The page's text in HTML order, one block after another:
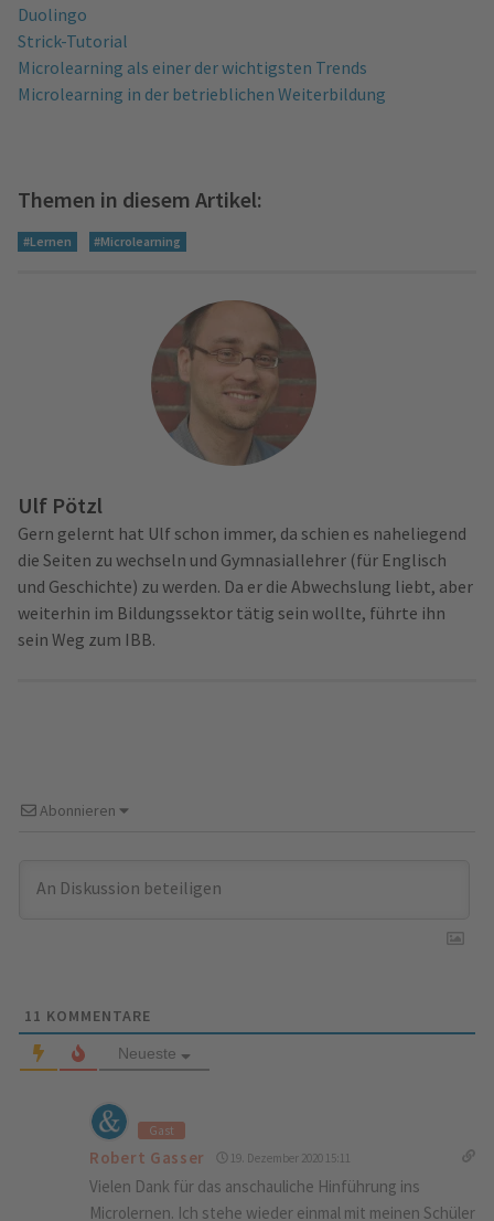
Duolingo
Strick-Tutorial
Microlearning als einer der wichtigsten Trends
Microlearning in der betrieblichen Weiterbildung
Themen in diesem Artikel:
#Lernen #Microlearning
Ulf Pötzl
Gern gelernt hat Ulf schon immer, da schien es naheliegend
die Seiten zu wechseln und Gymnasiallehrer (für Englisch
und Geschichte) zu werden. Da er die Abwechslung liebt, aber
weiterhin im Bildungssektor tätig sein wollte, führte ihn
sein Weg zum IBB.
Abonnieren
11 KOMMENTARE
Neueste
Gast
Robert Gasser 19. Dezember 2020 15:11
Vielen Dank für das anschauliche Hinführung ins
Microlernen. Ich stehe wieder einmal mit meinen Schüler